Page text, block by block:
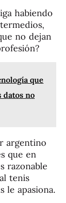
habiendo
no dejan
que
datos no
argentino
que en
razonable
tenis
le apasiona.